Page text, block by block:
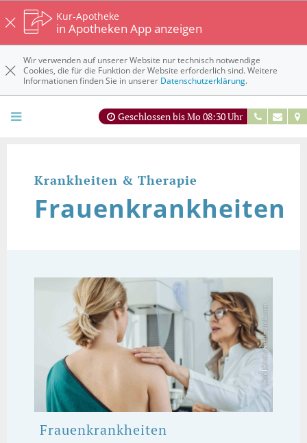
Kur-Apotheke
in Apotheken App anzeigen
Wir verwenden auf unserer Website nur technisch notwendige
Cookies, die für die Funktion der Website erforderlich sind. Weitere
Informationen finden Sie in unserer Datenschutzerklärung.
Geschlossen bis Mo 08:30 Uhr
Krankheiten & Therapie
Frauenkrankheiten
Frauenkrankheiten